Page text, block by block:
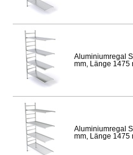
Aluminiumregal
mm, Länge 1475
Aluminiumregal
mm, Länge 1475